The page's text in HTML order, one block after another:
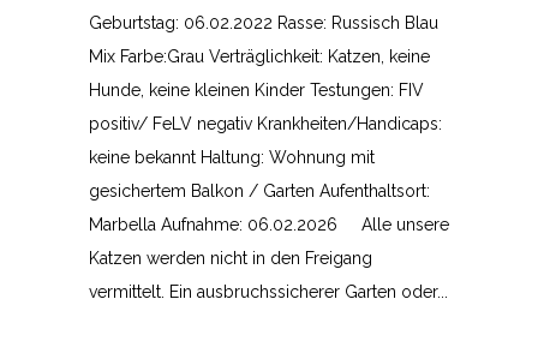
Geburtstag: 06.02.2022 Rasse: Russisch Blau
Mix Farbe:Grau Verträglichkeit: Katzen, keine
Hunde, keine kleinen Kinder Testungen: FIV
positiv/ FeLV negativ Krankheiten/Handicaps:
keine bekannt Haltung: Wohnung mit
gesichertem Balkon / Garten Aufenthaltsort:
Marbella Aufnahme: 06.02.2026 Alle unsere
Katzen werden nicht in den Freigang
vermittelt. Ein ausbruchssicherer Garten oder